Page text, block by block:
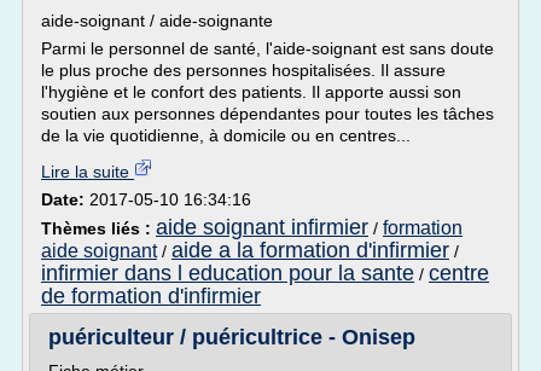
aide-soignant / aide-soignante
Parmi le personnel de santé, l'aide-soignant est sans doute
le plus proche des personnes hospitalisées. Il assure
l'hygiène et le confort des patients. Il apporte aussi son
soutien aux personnes dépendantes pour toutes les tâches
de la vie quotidienne, à domicile ou en centres...
Lire la suite
Date: 2017-05-10 16:34:16
Thèmes liés : aide soignant infirmier / formation
aide soignant/ aide a la formation d'infirmier /
infirmier dans l education pour la sante / centre
de formation d'infirmier
puériculteur / puéricultrice - Onisep